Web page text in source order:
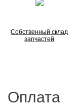
Собственный склад
запчастей
Оплата